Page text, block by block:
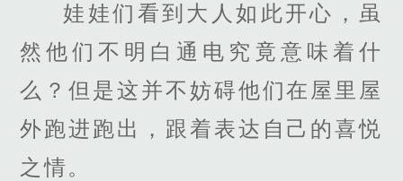
娃娃们看到大人如此开心，虽
然他们不明白通电究竟意味着什
么？但是这并不妨碍他们在屋里屋
外跑进跑出，跟着表达自己的喜悦
之情。